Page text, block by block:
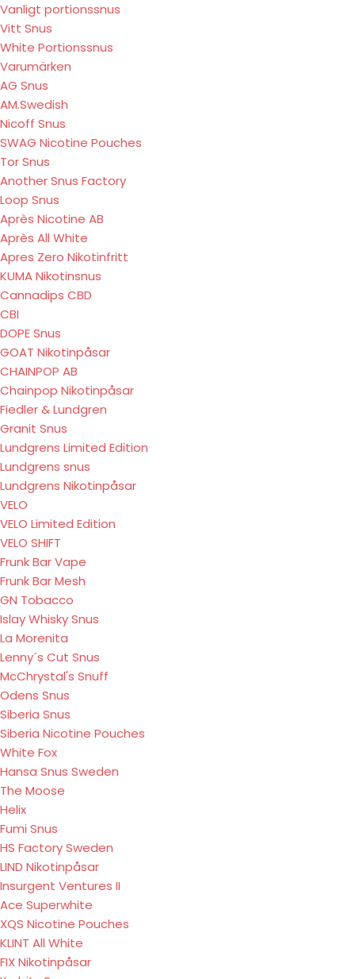
Vanligt portionssnus
Vitt Snus
White Portionssnus
Varumärken
AG Snus
AM.Swedish
Nicoff Snus
SWAG Nicotine Pouches
Tor Snus
Another Snus Factory
Loop Snus
Après Nicotine AB
Après All White
Apres Zero Nikotinfritt
KUMA Nikotinsnus
Cannadips CBD
CBI
DOPE Snus
GOAT Nikotinpåsar
CHAINPOP AB
Chainpop Nikotinpåsar
Fiedler & Lundgren
Granit Snus
Lundgrens Limited Edition
Lundgrens snus
Lundgrens Nikotinpåsar
VELO
VELO Limited Edition
VELO SHIFT
Frunk Bar Vape
Frunk Bar Mesh
GN Tobacco
Islay Whisky Snus
La Morenita
Lenny´s Cut Snus
McChrystal's Snuff
Odens Snus
Siberia Snus
Siberia Nicotine Pouches
White Fox
Hansa Snus Sweden
The Moose
Helix
Fumi Snus
HS Factory Sweden
LIND Nikotinpåsar
Insurgent Ventures II
Ace Superwhite
XQS Nicotine Pouches
KLINT All White
FIX Nikotinpåsar